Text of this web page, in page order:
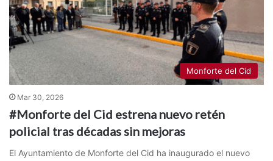
Monforte del Cid
Mar 30, 2026
#Monforte del Cid estrena nuevo retén
policial tras décadas sin mejoras
El Ayuntamiento de Monforte del Cid ha inaugurado el nuevo